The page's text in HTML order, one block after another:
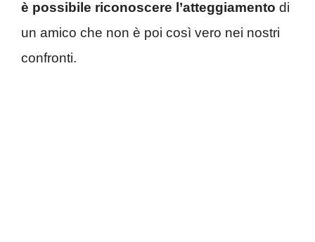
è possibile riconoscere l’atteggiamento di
un amico che non è poi così vero nei nostri
confronti.